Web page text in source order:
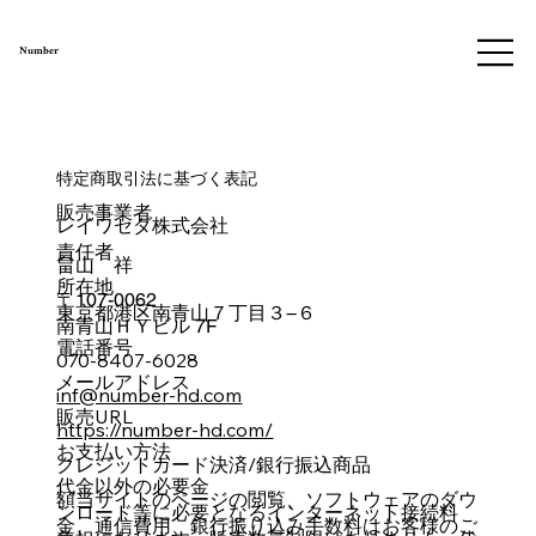
Number
特定商取引法に基づく表記
販売事業者
レイワセダ株式会社
責任者
畠山 祥
所在地
〒107-0062
東京都港区南青山７丁目３−６
南青山ＨＹビル 7F
電話番号
070-8407-6028
メールアドレス
inf@number-hd.com
販売URL
https://number-hd.com/
お支払い方法
クレジットカード決済/銀行振込商品
代金以外の必要金
額当サイトのページの閲覧、ソフトウェアのダウ
ンロード等に必要となるインターネット接続料
金、通信費用、銀行振り込み手数料はお客様のご